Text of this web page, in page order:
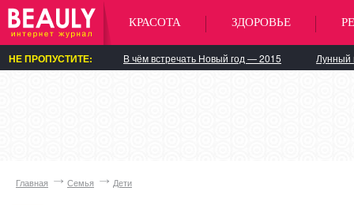
КРАСОТА ЗДОРОВЬЕ
НЕ ПРОПУСТИТЕ: В чём встречать Новый год — 2015 Лунный
Главная Семья Дети